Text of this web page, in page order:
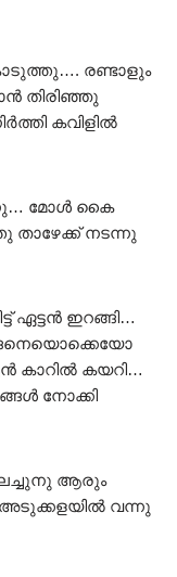
രണ്ടാളും
തിരിഞ്ഞു
കവിളിൽ
മോൾ കൈ
താഴേക്ക് നടന്നു
ഏട്ടൻ ഇറങ്ങി…
കാറിൽ കയറി…
നോക്കി
ആരും
അടുക്കളയിൽ വന്നു